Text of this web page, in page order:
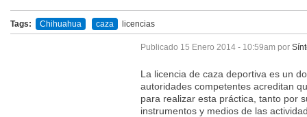
Tags: Chihuahua caza licencias
Publicado 15 Enero 2014 - 10:59am por
La licencia de caza deportiva es un
autoridades competentes acreditan
para realizar esta práctica, tanto por
instrumentos y medios de las